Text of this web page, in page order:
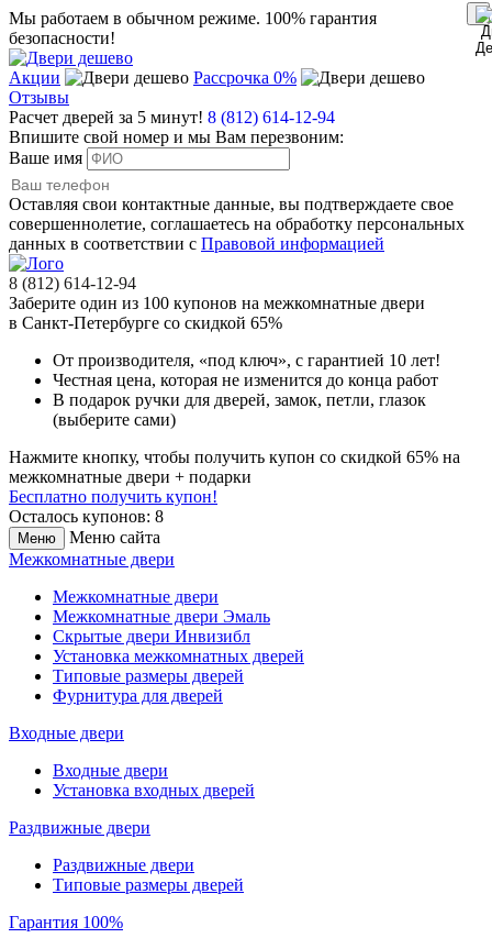
Мы работаем в обычном режиме. 100% гарантия
безопасности!
Акции
Рассрочка 0%
Отзывы
Расчет дверей за 5 минут! 8 (812) 614-12-94
Впишите свой номер и мы Вам перезвоним:
Ваше имя
Оставляя свои контактные данные, вы подтверждаете свое
совершеннолетие, соглашаетесь на обработку персональных
данных в соответствии с Правовой информацией
8 (812) 614-12-94
Заберите один из 100 купонов на межкомнатные двери
в Санкт-Петербурге со скидкой 65%
От производителя, «под ключ», с гарантией 10 лет!
Честная цена, которая не изменится до конца работ
В подарок ручки для дверей, замок, петли, глазок
(выберите сами)
Нажмите кнопку, чтобы получить купон со скидкой 65% на
межкомнатные двери + подарки
Бесплатно получить купон!
Осталось купонов: 8
Меню
Меню сайта
Межкомнатные двери
Межкомнатные двери
Межкомнатные двери Эмаль
Скрытые двери Инвизибл
Установка межкомнатных дверей
Типовые размеры дверей
Фурнитура для дверей
Входные двери
Входные двери
Установка входных дверей
Раздвижные двери
Раздвижные двери
Типовые размеры дверей
Гарантия 100%